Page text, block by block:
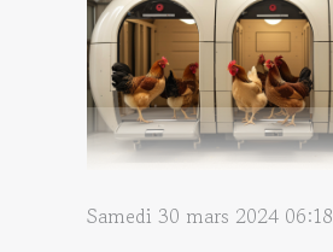
Samedi 30 mars 2024 06:18